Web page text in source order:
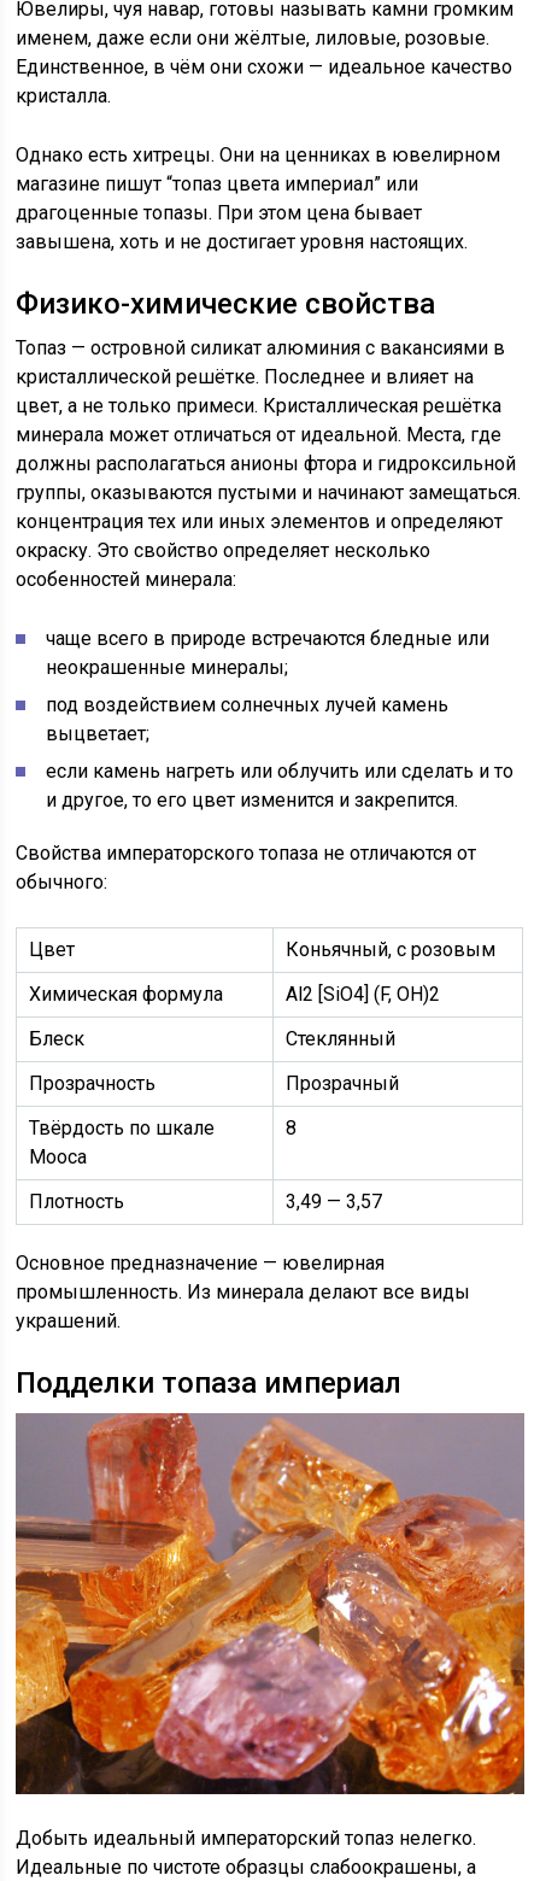
Ювелиры, чуя навар, готовы называть камни громким
именем, даже если они жёлтые, лиловые, розовые.
Единственное, в чём они схожи — идеальное качество
кристалла.
Однако есть хитрецы. Они на ценниках в ювелирном
магазине пишут “топаз цвета империал” или
драгоценные топазы. При этом цена бывает
завышена, хоть и не достигает уровня настоящих.
Физико-химические свойства
Топаз — островной силикат алюминия с вакансиями в
кристаллической решётке. Последнее и влияет на
цвет, а не только примеси. Кристаллическая решётка
минерала может отличаться от идеальной. Места, где
должны располагаться анионы фтора и гидроксильной
группы, оказываются пустыми и начинают замещаться.
концентрация тех или иных элементов и определяют
окраску. Это свойство определяет несколько
особенностей минерала:
чаще всего в природе встречаются бледные или
неокрашенные минералы;
под воздействием солнечных лучей камень
выцветает;
если камень нагреть или облучить или сделать и то
и другое, то его цвет изменится и закрепится.
Свойства императорского топаза не отличаются от
обычного:
Цвет
Коньячный, с розовым
Химическая формула
Al2 [SiO4] (F, OH)2
Блеск
Стеклянный
Прозрачность
Прозрачный
Твёрдость по шкале
Мооса
8
Плотность 3,49 — 3,57
Основное предназначение — ювелирная
промышленность. Из минерала делают все виды
украшений.
Подделки топаза империал
Добыть идеальный императорский топаз нелегко.
Идеальные по чистоте образцы слабоокрашены, а